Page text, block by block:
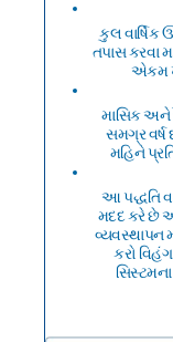
કુલ વાર્ષિક
તપાસ કરવા
એકમ
માસિક અને
સમગ્ર વર્ષ
મહિને
આ પદ્ધતિ
મદદ કરે છે
વ્યવસ્થાપન
કરો